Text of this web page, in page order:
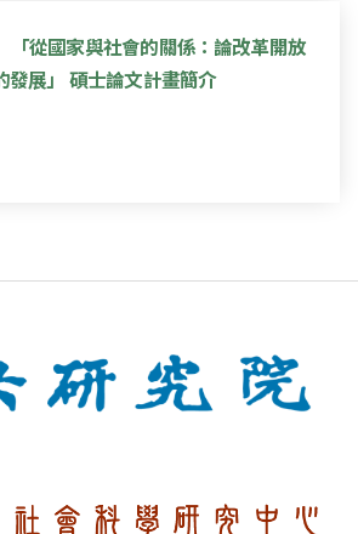
「從國家與社會的關係：論改革開放
發展」 碩士論文計畫簡介